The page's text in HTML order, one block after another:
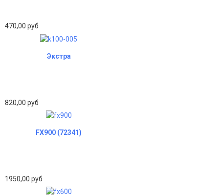
470,00 руб
Экстра
820,00 руб
FX900 (72341)
1950,00 руб